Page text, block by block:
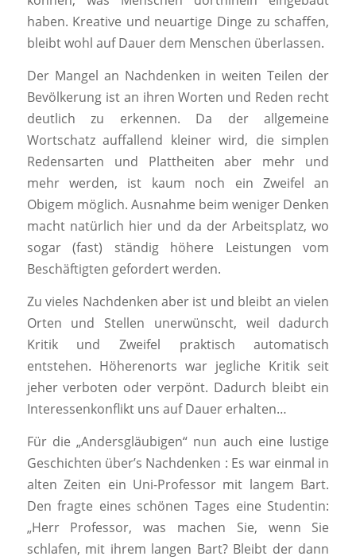
haben. Kreative und neuartige Dinge zu schaffen,
bleibt wohl auf Dauer dem Menschen überlassen.
Der Mangel an Nachdenken in weiten Teilen der
Bevölkerung ist an ihren Worten und Reden recht
deutlich zu erkennen. Da der allgemeine
Wortschatz auffallend kleiner wird, die simplen
Redensarten und Plattheiten aber mehr und
mehr werden, ist kaum noch ein Zweifel an
Obigem möglich. Ausnahme beim weniger Denken
macht natürlich hier und da der Arbeitsplatz, wo
sogar (fast) ständig höhere Leistungen vom
Beschäftigten gefordert werden.
Zu vieles Nachdenken aber ist und bleibt an vielen
Orten und Stellen unerwünscht, weil dadurch
Kritik und Zweifel praktisch automatisch
entstehen. Höherenorts war jegliche Kritik seit
jeher verboten oder verpönt. Dadurch bleibt ein
Interessenkonflikt uns auf Dauer erhalten…
Für die „Andersgläubigen“ nun auch eine lustige
Geschichten über’s Nachdenken : Es war einmal in
alten Zeiten ein Uni-Professor mit langem Bart.
Den fragte eines schönen Tages eine Studentin:
„Herr Professor, was machen Sie, wenn Sie
schlafen, mit ihrem langen Bart? Bleibt der dann